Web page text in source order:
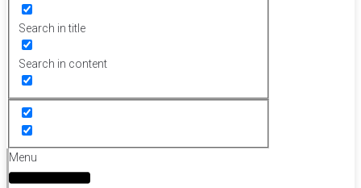
Search in title
Search in content
Menu